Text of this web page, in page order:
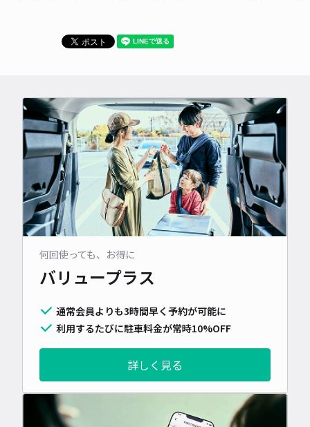
何回使っても、お得に
バリュープラス
通常会員よりも3時間早く予約が可能に
利用するたびに駐車料金が常時10%OFF
詳しく見る